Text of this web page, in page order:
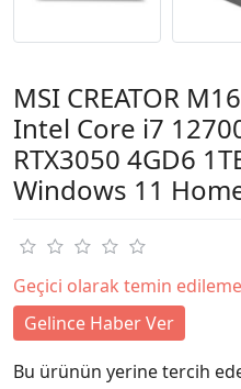
MSI CREATOR
Intel Core i7
RTX3050 4GD6
Windows 11
Geçici olarak temin
Gelince Haber Ver
Bu ürünün yerine tercih